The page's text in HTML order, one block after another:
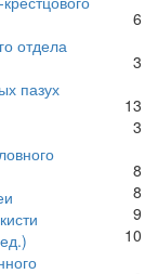
6
3
отдела
13
пазух
3
8
8
9
10